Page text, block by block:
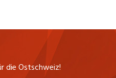
die Ostschweiz!